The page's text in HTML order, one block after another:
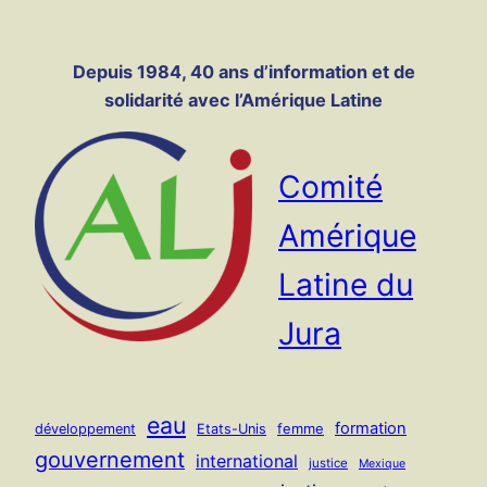
contenuDepuis 1984, 40 ans d’information et de
solidarité avec l’Amérique Latine
Comité
Amérique
Latine du
Jura
développement eau Etats-Unis femme formation
gouvernement international justice Mexique